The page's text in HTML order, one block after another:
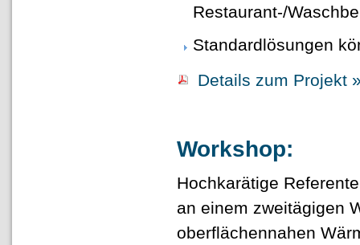
Restaurant-/
Standardlösungen
Details zum Projekt
Workshop:
Hochkarätige
an einem zweitägigen
oberflächennahen